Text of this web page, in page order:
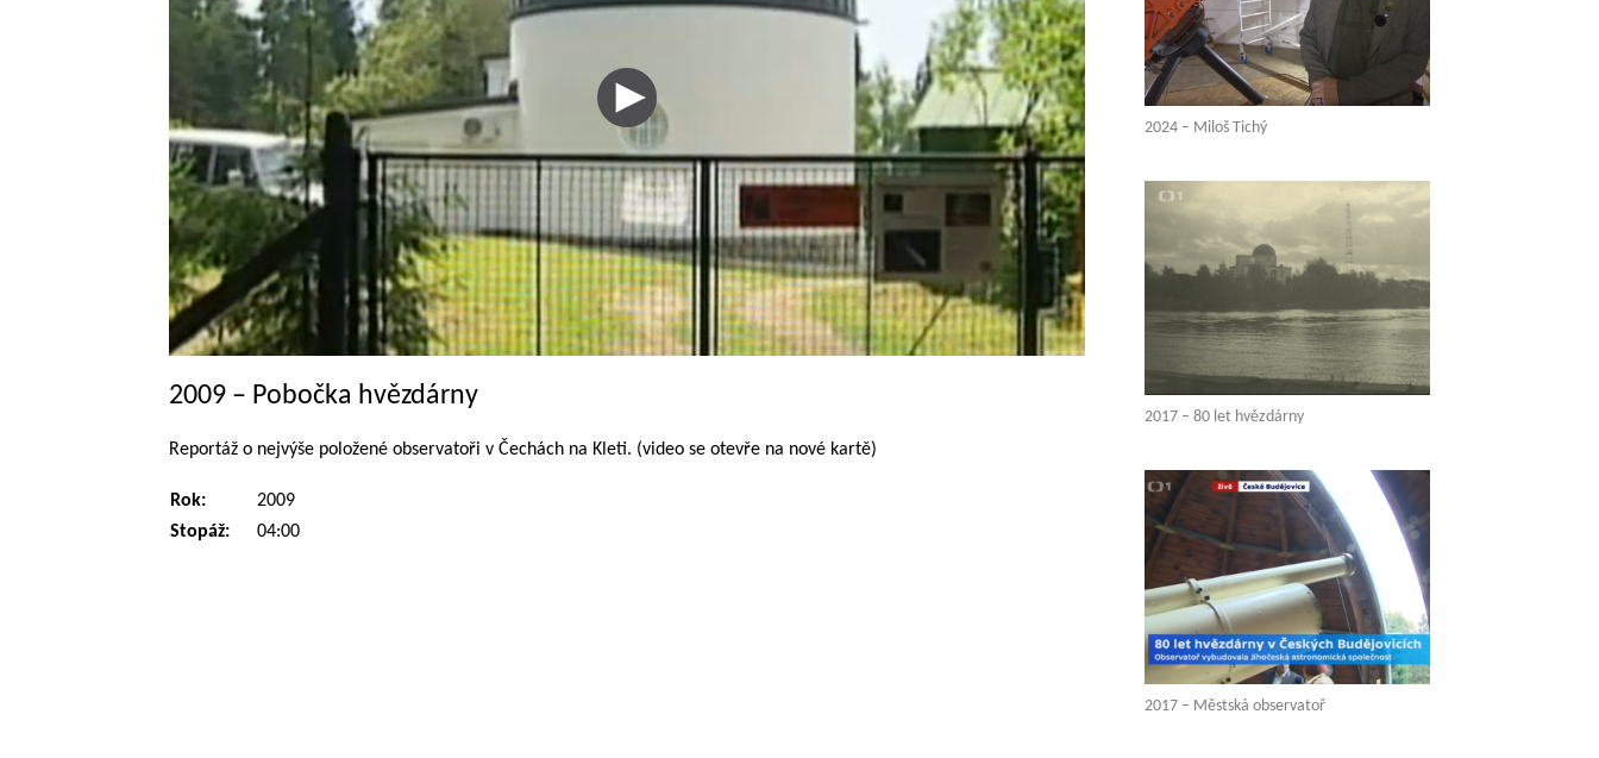
2009 – Pobočka hvězdárny
Reportáž o nejvýše položené observatoři v Čechách na Kleti. (video se otevře na nové kartě)
Rok:
2009
Stopáž:
04:00
2024 – Miloš Tichý
2017 – 80 let hvězdárny
2017 – Městská observatoř